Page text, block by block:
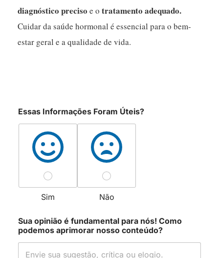
diagnóstico preciso e otratamento adequado.
Cuidar da saúde hormonal é essencial para o bem-
estar geral e a qualidade de vida.
Essas Informações Foram Úteis?
Sim Não
Sua opinião é fundamental para nós! Como
podemos aprimorar nosso conteúdo?